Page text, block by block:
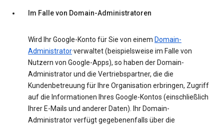
Im Falle von Domain-Administratoren
Wird Ihr Google-Konto für Sie von einem Domain-
Administrator·verwaltet (beispielsweise im Falle von
Nutzern von Google-Apps), so haben der Domain-
Administrator und die Vertriebspartner, die die
Kundenbetreuung für Ihre Organisation erbringen, Zugriff
auf die Informationen Ihres Google-Kontos (einschließlich
Ihrer E-Mails und anderer Daten). Ihr Domain-
Administrator verfügt gegebenenfalls über die